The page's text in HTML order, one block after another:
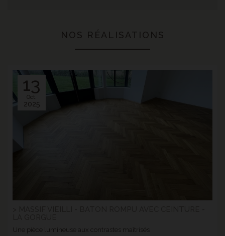
NOS RÉALISATIONS
13
Oct.
2025
Une pièce lumineuse aux contrastes maîtrisés